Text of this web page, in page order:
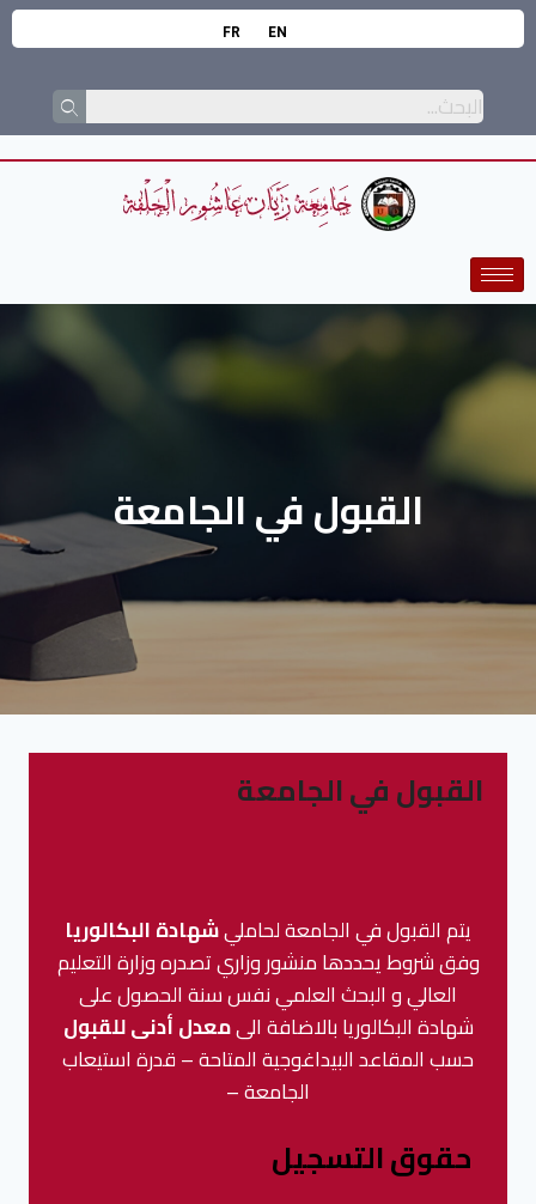
EN
FR
القبول في الجامعة
القبول في الجامعة
يتم القبول في الجامعة لحامليشهادة البكالوريا
وفق شروط يحددها منشور وزاري تصدره وزارة التعليم
العالي و البحث العلمي نفس سنة الحصول على
شهادة البكالوريا بالاضافة الىمعدل أدنى للقبول
حسب المقاعد البيداغوجية المتاحة – قدرة استيعاب
الجامعة –
حقوق التسجيل